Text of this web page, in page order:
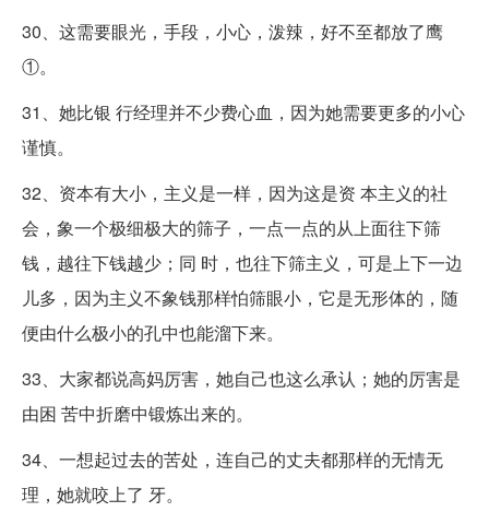
30、这需要眼光，手段，小心，泼辣，好不至都放了鹰
①。
31、她比银 行经理并不少费心血，因为她需要更多的小心
谨慎。
32、资本有大小，主义是一样，因为这是资 本主义的社
会，象一个极细极大的筛子，一点一点的从上面往下筛
钱，越往下钱越少；同 时，也往下筛主义，可是上下一边
儿多，因为主义不象钱那样怕筛眼小，它是无形体的，随
便由什么极小的孔中也能溜下来。
33、大家都说高妈厉害，她自己也这么承认；她的厉害是
由困 苦中折磨中锻炼出来的。
34、一想起过去的苦处，连自己的丈夫都那样的无情无
理，她就咬上了 牙。